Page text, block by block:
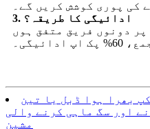
کی پوری کوشش کریں گے۔
3. ادائیگی کا طریقہ؟
پر دونوں فریق متفق ہوں
بھرا ہوا ڈبل ​​یا تین
اور سگ ماہی کرنے والی
مشین